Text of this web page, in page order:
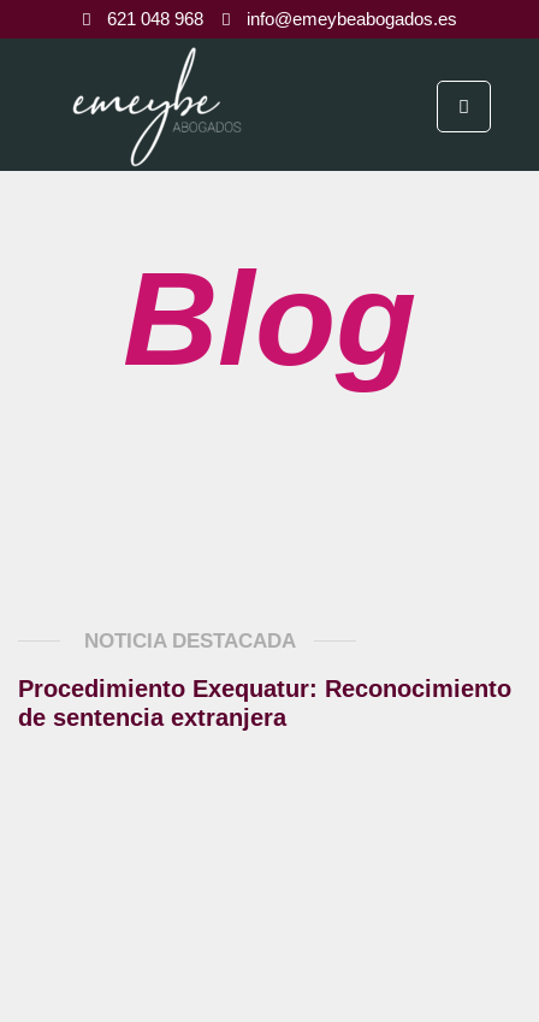
621 048 968 info@emeybeabogados.es
Blog
NOTICIA DESTACADA
Procedimiento Exequatur: Reconocimiento
de sentencia extranjera